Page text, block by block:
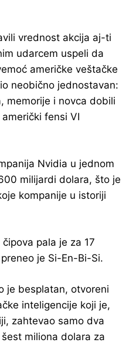
vrednost akcija aj-ti
udarcem uspeli da
američke veštačke
neobično jednostavan:
memorije i novca dobili
fensi VI
Nvidia u jednom
milijardi dolara, što je
kompanije u istoriji
pala je za 17
je Si-En-Bi-Si.
je besplatan, otvoreni
inteligencije koji je,
zahtevao samo dva
miliona dolara za